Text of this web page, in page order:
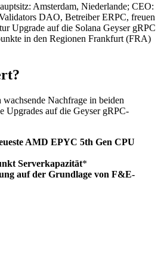
Amsterdam, Niederlande; CEO:
DAO, Betreiber ERPC, freuen
Upgrade auf die Solana Geyser gRPC
in den Regionen Frankfurt (FRA)
Nachfrage in beiden
Upgrades auf die Geyser gRPC-
AMD EPYC 5th Gen CPU
Serverkapazität*
auf der Grundlage von F&E-